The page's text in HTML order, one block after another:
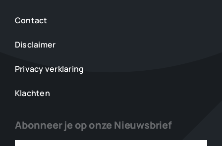
Contact
Disclaimer
Privacy verklaring
Klachten
Abonneer je op onze Nieuwsbrief